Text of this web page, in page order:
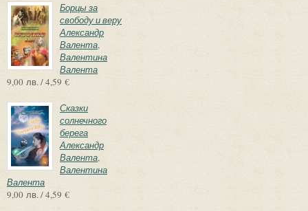
Борцы за
свободу и веру
Александр
Валента,
Валентина
Валента
9,00 лв. / 4,59 €
Сказки
солнечного
берега
Александр
Валента,
Валентина
Валента
9,00 лв. / 4,59 €